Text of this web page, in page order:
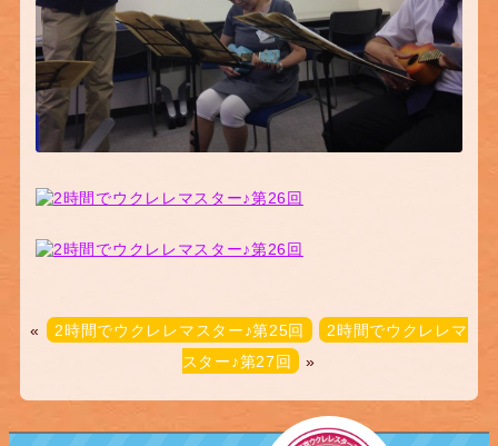
« 2時間でウクレレマスター♪第25回
2時間でウクレレマ
スター♪第27回
»